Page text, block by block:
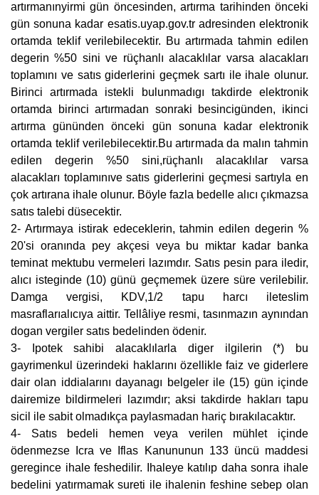
artırmanınyirmi gün öncesinden, artırma tarihinden önceki
gün sonuna kadar esatis.uyap.gov.tr adresinden elektronik
ortamda teklif verilebilecektir. Bu artırmada tahmin edilen
degerin %50 sini ve rüçhanlı alacaklılar varsa alacakları
toplamını ve satıs giderlerini geçmek sartı ile ihale olunur.
Birinci artırmada istekli bulunmadıgı takdirde elektronik
ortamda birinci artırmadan sonraki besincigünden, ikinci
artırma gününden önceki gün sonuna kadar elektronik
ortamda teklif verilebilecektir.Bu artırmada da malın tahmin
edilen degerin %50 sini,rüçhanlı alacaklılar varsa
alacakları toplamınıve satıs giderlerini geçmesi sartıyla en
çok artırana ihale olunur. Böyle fazla bedelle alıcı çıkmazsa
satıs talebi düsecektir.
2- Artırmaya istirak edeceklerin, tahmin edilen degerin %
20'si oranında pey akçesi veya bu miktar kadar banka
teminat mektubu vermeleri lazımdır. Satıs pesin para iledir,
alıcı isteginde (10) günü geçmemek üzere süre verilebilir.
Damga vergisi, KDV,1/2 tapu harcı ileteslim
masraflarıalıcıya aittir. Tellâliye resmi, tasınmazın aynından
dogan vergiler satıs bedelinden ödenir.
3- Ipotek sahibi alacaklılarla diger ilgilerin (*) bu
gayrimenkul üzerindeki haklarını özellikle faiz ve giderlere
dair olan iddialarını dayanagı belgeler ile (15) gün içinde
dairemize bildirmeleri lazımdır; aksi takdirde hakları tapu
sicil ile sabit olmadıkça paylasmadan hariç bırakılacaktır.
4- Satıs bedeli hemen veya verilen mühlet içinde
ödenmezse Icra ve Iflas Kanununun 133 üncü maddesi
geregince ihale feshedilir. Ihaleye katılıp daha sonra ihale
bedelini yatırmamak sureti ile ihalenin feshine sebep olan